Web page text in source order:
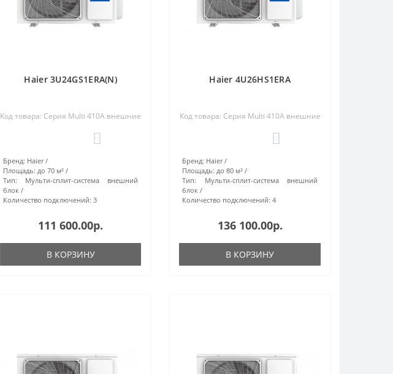
Haier 3U24GS1ERA(N)
Код товара: Серия Multi 410A внешние
Бренд: Haier
Площадь: до 70 м²
Тип:
Мульти-сплит-система внешний
блок
Количество подключений: 3
111 600.00р.
В КОРЗИНУ
Haier 4U26HS1ERA
Код товара: Серия Multi 410A внешние
Бренд: Haier
Площадь: до 80 м²
Тип:
Мульти-сплит-система внешний
блок
Количество подключений: 4
136 100.00р.
В КОРЗИНУ